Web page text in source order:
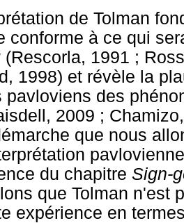
de Tolman
conforme à ce qui
(Rescorla, 1991 ;
1998) et révèle la
pavloviens des
2009 ;
que nous
du chapitre Sign-
que Tolman n'est
expérience en